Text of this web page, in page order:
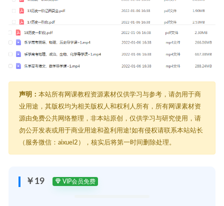
声明： 本站所有网课教程资源素材仅供学习与参考，请勿用于商
业用途，其版权均为相关版权人和权利人所有，所有网课素材资
源由免费公共网络整理，非本站原创，仅供学习与研究使用，请
勿公开发表或用于商业用途和盈利用途!如有侵权请联系本站站长
（服务微信：aixuel2），核实后将第一时间删除处理。
￥19 VIP会员免费